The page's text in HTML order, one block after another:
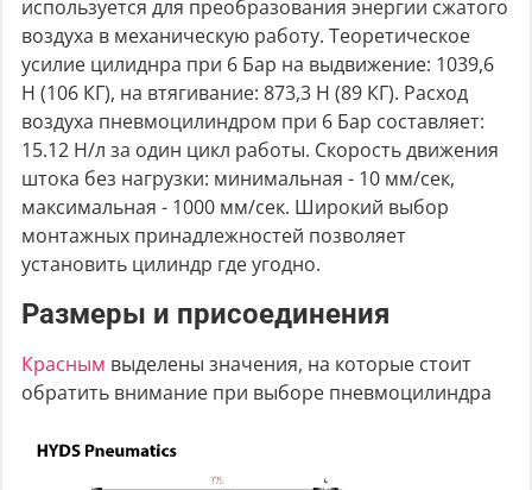
используется для преобразования энергии сжатого
воздуха в механическую работу. Теоретическое
усилие цилиднра при 6 Бар на выдвижение: 1039,6
Н (106 КГ), на втягивание: 873,3 Н (89 КГ). Расход
воздуха пневмоцилиндром при 6 Бар составляет:
15.12 Н/л за один цикл работы. Скорость движения
штока без нагрузки: минимальная - 10 мм/сек,
максимальная - 1000 мм/сек. Широкий выбор
монтажных принадлежностей позволяет
установить цилиндр где угодно.
Размеры и присоединения
Красным выделены значения, на которые стоит
обратить внимание при выборе пневмоцилиндра